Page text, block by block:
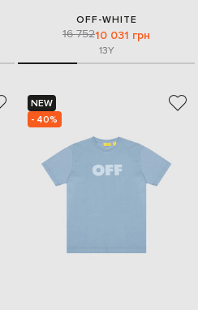
OFF-WHITE
16 75210 031 грн
13Y
NEW
- 40%